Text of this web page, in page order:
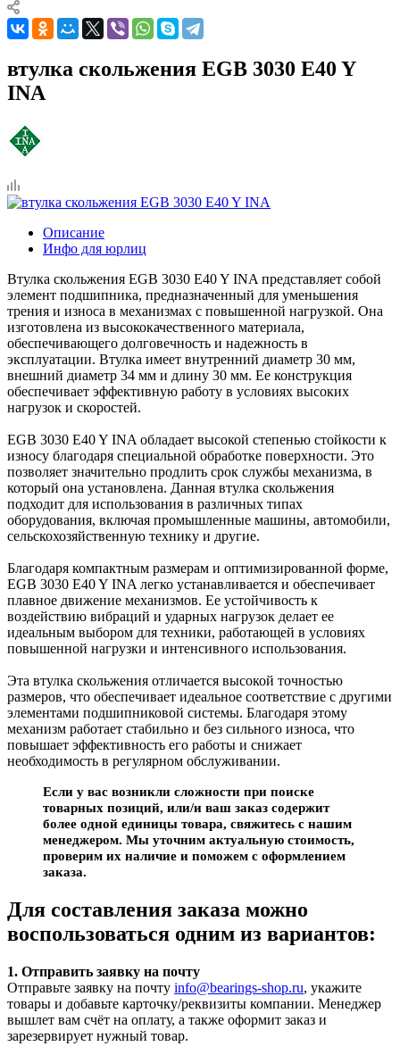
втулка скольжения EGB 3030 E40 Y
INA
Описание
Инфо для юрлиц
Втулка скольжения EGB 3030 E40 Y INA представляет собой
элемент подшипника, предназначенный для уменьшения
трения и износа в механизмах с повышенной нагрузкой. Она
изготовлена из высококачественного материала,
обеспечивающего долговечность и надежность в
эксплуатации. Втулка имеет внутренний диаметр 30 мм,
внешний диаметр 34 мм и длину 30 мм. Ее конструкция
обеспечивает эффективную работу в условиях высоких
нагрузок и скоростей.
EGB 3030 E40 Y INA обладает высокой степенью стойкости к
износу благодаря специальной обработке поверхности. Это
позволяет значительно продлить срок службы механизма, в
который она установлена. Данная втулка скольжения
подходит для использования в различных типах
оборудования, включая промышленные машины, автомобили,
сельскохозяйственную технику и другие.
Благодаря компактным размерам и оптимизированной форме,
EGB 3030 E40 Y INA легко устанавливается и обеспечивает
плавное движение механизмов. Ее устойчивость к
воздействию вибраций и ударных нагрузок делает ее
идеальным выбором для техники, работающей в условиях
повышенной нагрузки и интенсивного использования.
Эта втулка скольжения отличается высокой точностью
размеров, что обеспечивает идеальное соответствие с другими
элементами подшипниковой системы. Благодаря этому
механизм работает стабильно и без сильного износа, что
повышает эффективность его работы и снижает
необходимость в регулярном обслуживании.
Если у вас возникли сложности при поиске
товарных позиций, или/и ваш заказ содержит
более одной единицы товара, свяжитесь с нашим
менеджером. Мы уточним актуальную стоимость,
проверим их наличие и поможем с оформлением
заказа.
Для составления заказа можно
воспользоваться одним из вариантов:
1. Отправить заявку на почту
Отправьте заявку на почту info@bearings-shop.ru, укажите
товары и добавьте карточку/реквизиты компании. Менеджер
вышлет вам счёт на оплату, а также оформит заказ и
зарезервирует нужный товар.